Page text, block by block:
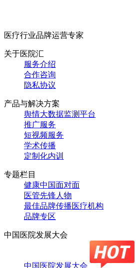
医疗行业品牌运营专家
关于医院汇
服务介绍
合作咨询
隐私协议
产品与解决方案
舆情大数据监测平台
推广服务
短视频服务
学术传播
定制化内训
专题栏目
健康中国面对面
医管先锋人物
最佳品牌传播医疗机构
品牌专区
中国医院发展大会
中国医院发展大会